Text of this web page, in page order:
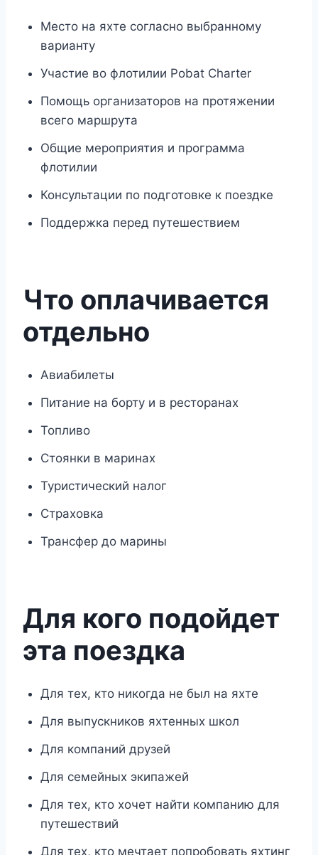
Место на яхте согласно выбранному
варианту
Участие во флотилии Pobat Charter
Помощь организаторов на протяжении
всего маршрута
Общие мероприятия и программа
флотилии
Консультации по подготовке к поездке
Поддержка перед путешествием
Что оплачивается
отдельно
Авиабилеты
Питание на борту и в ресторанах
Топливо
Стоянки в маринах
Туристический налог
Страховка
Трансфер до марины
Для кого подойдет
эта поездка
Для тех, кто никогда не был на яхте
Для выпускников яхтенных школ
Для компаний друзей
Для семейных экипажей
Для тех, кто хочет найти компанию для
путешествий
Для тех, кто мечтает попробовать яхтинг